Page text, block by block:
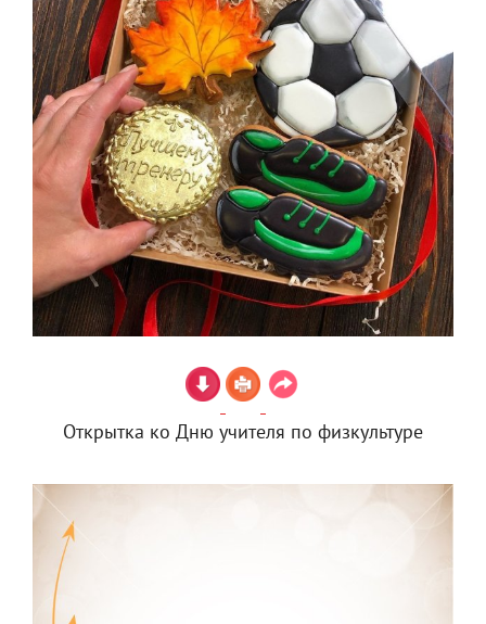
Открытка ко Дню учителя по физкультуре